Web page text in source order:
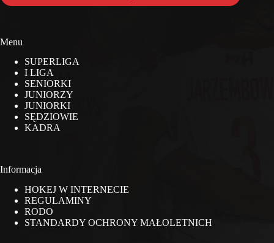
Menu
SUPERLIGA
I LIGA
SENIORKI
JUNIORZY
JUNIORKI
SĘDZIOWIE
KADRA
Informacja
HOKEJ W INTERNECIE
REGULAMINY
RODO
STANDARDY OCHRONY MAŁOLETNICH